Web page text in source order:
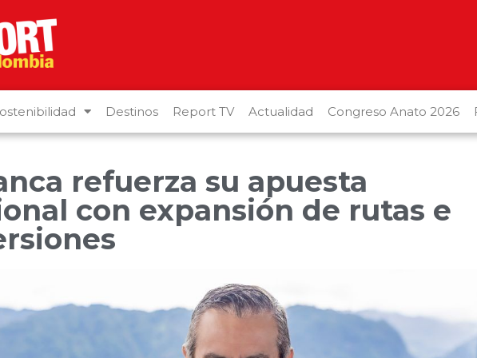
Destinos Report TV Actualidad Congreso Anato 2026
refuerza su apuesta
con expansión de rutas e